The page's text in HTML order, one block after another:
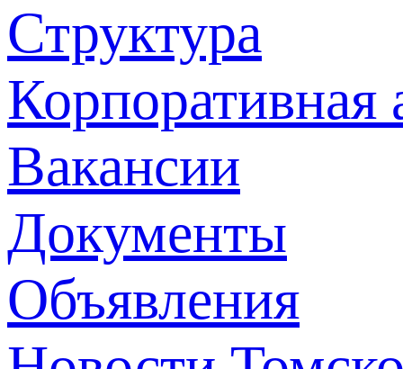
Структура
Корпоративная
Вакансии
Документы
Объявления